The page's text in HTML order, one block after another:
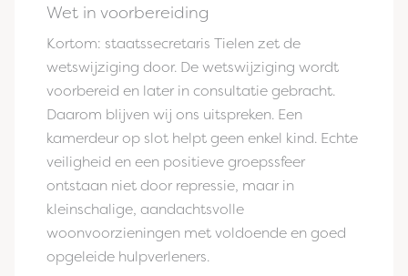
Wet in voorbereiding
Kortom: staatssecretaris Tielen zet de
wetswijziging door. De wetswijziging wordt
voorbereid en later in consultatie gebracht.
Daarom blijven wij ons uitspreken. Een
kamerdeur op slot helpt geen enkel kind. Echte
veiligheid en een positieve groepssfeer
ontstaan niet door repressie, maar in
kleinschalige, aandachtsvolle
woonvoorzieningen met voldoende en goed
opgeleide hulpverleners.